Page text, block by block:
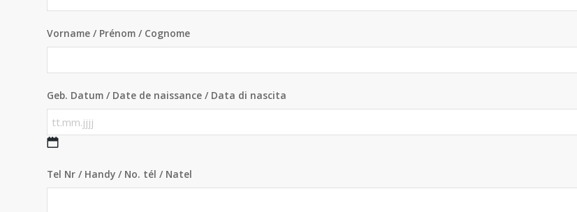
Vorname / Prénom / Cognome
Geb. Datum / Date de naissance / Data di nascita
Tel Nr / Handy / No. tél / Natel